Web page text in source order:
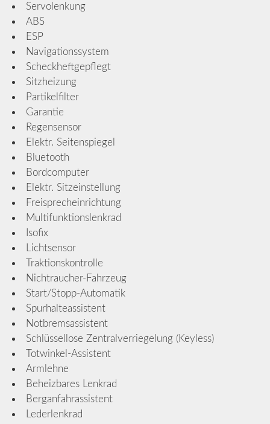
Servolenkung
ABS
ESP
Navigationssystem
Scheckheftgepflegt
Sitzheizung
Partikelfilter
Garantie
Regensensor
Elektr. Seitenspiegel
Bluetooth
Bordcomputer
Elektr. Sitzeinstellung
Freisprecheinrichtung
Multifunktionslenkrad
Isofix
Lichtsensor
Traktionskontrolle
Nichtraucher-Fahrzeug
Start/Stopp-Automatik
Spurhalteassistent
Notbremsassistent
Schlüssellose Zentralverriegelung (Keyless)
Totwinkel-Assistent
Armlehne
Beheizbares Lenkrad
Berganfahrassistent
Lederlenkrad